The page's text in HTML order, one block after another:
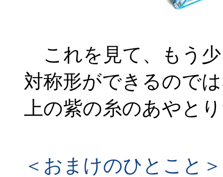
これを見て、もう
対称形ができるので
上の紫の糸のあやと
＜おまけのひとこと＞